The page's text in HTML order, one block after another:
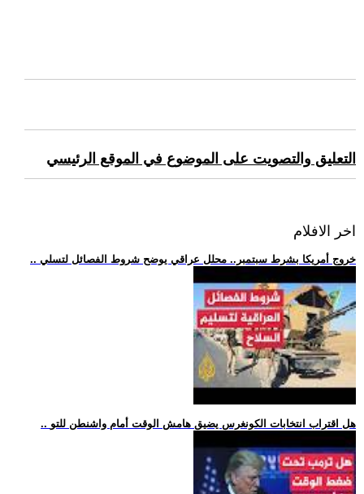
التعليق والتصويت على الموضوع في الموقع الرئيسي
اخر الافلام
.. خروج أمريكا بشرط سبتمبر.. محلل عراقي يوضح شروط الفصائل لتسلي
.. هل اقتراب انتخابات الكونغرس يضيق هامش الوقت أمام واشنطن للتو